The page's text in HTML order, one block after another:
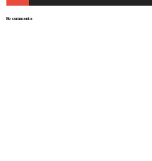
No comments